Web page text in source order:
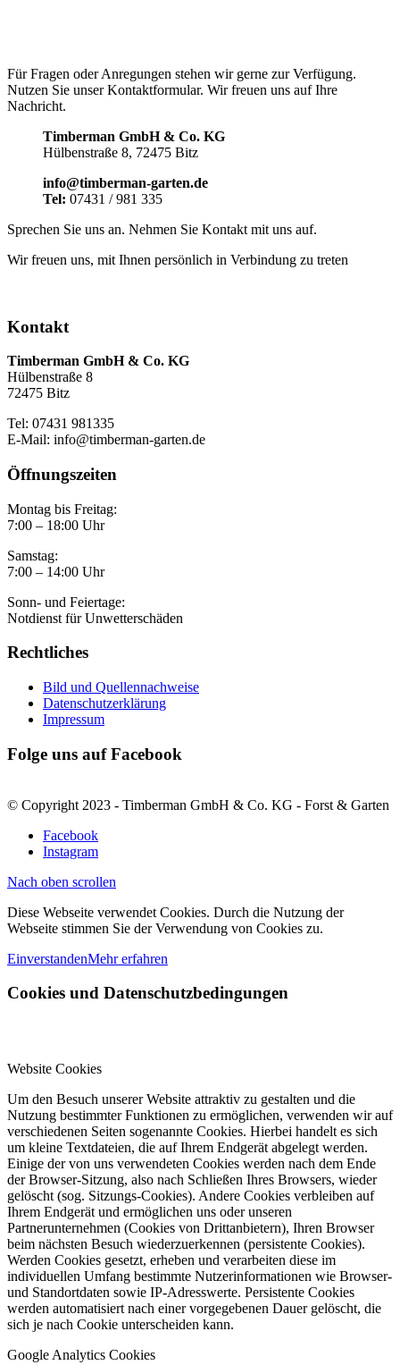
Für Fragen oder Anregungen stehen wir gerne zur Verfügung.
Nutzen Sie unser Kontaktformular. Wir freuen uns auf Ihre
Nachricht.
Timberman GmbH & Co. KG
Hülbenstraße 8, 72475 Bitz
info@timberman-garten.de
Tel: 07431 / 981 335
Sprechen Sie uns an. Nehmen Sie Kontakt mit uns auf.
Wir freuen uns, mit Ihnen persönlich in Verbindung zu treten
Kontakt
Timberman GmbH & Co. KG
Hülbenstraße 8
72475 Bitz
Tel: 07431 981335
E-Mail: info@timberman-garten.de
Öffnungszeiten
Montag bis Freitag:
7:00 – 18:00 Uhr
Samstag:
7:00 – 14:00 Uhr
Sonn- und Feiertage:
Notdienst für Unwetterschäden
Rechtliches
Bild und Quellennachweise
Datenschutzerklärung
Impressum
Folge uns auf Facebook
© Copyright 2023 - Timberman GmbH & Co. KG - Forst & Garten
Facebook
Instagram
Nach oben scrollen
Diese Webseite verwendet Cookies. Durch die Nutzung der
Webseite stimmen Sie der Verwendung von Cookies zu.
EinverstandenMehr erfahren
Cookies und Datenschutzbedingungen
Website Cookies
Um den Besuch unserer Website attraktiv zu gestalten und die
Nutzung bestimmter Funktionen zu ermöglichen, verwenden wir auf
verschiedenen Seiten sogenannte Cookies. Hierbei handelt es sich
um kleine Textdateien, die auf Ihrem Endgerät abgelegt werden.
Einige der von uns verwendeten Cookies werden nach dem Ende
der Browser-Sitzung, also nach Schließen Ihres Browsers, wieder
gelöscht (sog. Sitzungs-Cookies). Andere Cookies verbleiben auf
Ihrem Endgerät und ermöglichen uns oder unseren
Partnerunternehmen (Cookies von Drittanbietern), Ihren Browser
beim nächsten Besuch wiederzuerkennen (persistente Cookies).
Werden Cookies gesetzt, erheben und verarbeiten diese im
individuellen Umfang bestimmte Nutzerinformationen wie Browser-
und Standortdaten sowie IP-Adresswerte. Persistente Cookies
werden automatisiert nach einer vorgegebenen Dauer gelöscht, die
sich je nach Cookie unterscheiden kann.
Google Analytics Cookies